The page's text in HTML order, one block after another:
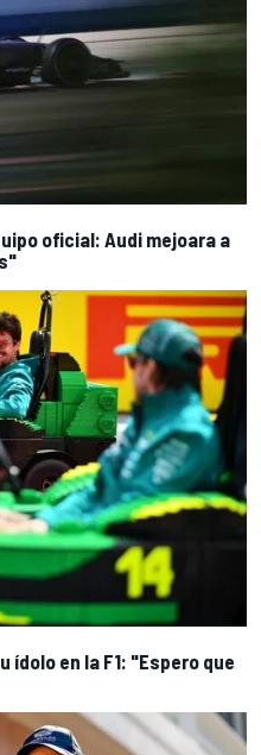
oficial: Audi mejoara a
en la F1: "Espero que